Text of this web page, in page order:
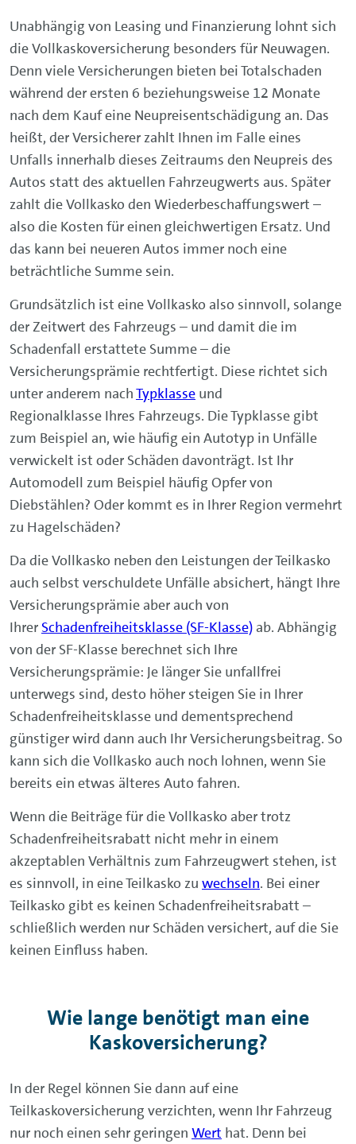
Unabhängig von Leasing und Finanzierung lohnt sich
die Vollkaskoversicherung besonders für Neuwagen.
Denn viele Versicherungen bieten bei Totalschaden
während der ersten 6 beziehungsweise 12 Monate
nach dem Kauf eine Neupreisentschädigung an. Das
heißt, der Versicherer zahlt Ihnen im Falle eines
Unfalls innerhalb dieses Zeitraums den Neupreis des
Autos statt des aktuellen Fahrzeugwerts aus. Später
zahlt die Vollkasko den Wiederbeschaffungswert –
also die Kosten für einen gleichwertigen Ersatz. Und
das kann bei neueren Autos immer noch eine
beträchtliche Summe sein.
Grundsätzlich ist eine Vollkasko also sinnvoll, solange
der Zeitwert des Fahrzeugs – und damit die im
Schadenfall erstattete Summe – die
Versicherungsprämie rechtfertigt. Diese richtet sich
unter anderem nachTypklasse und
Regionalklasse Ihres Fahrzeugs. Die Typklasse gibt
zum Beispiel an, wie häufig ein Autotyp in Unfälle
verwickelt ist oder Schäden davonträgt. Ist Ihr
Automodell zum Beispiel häufig Opfer von
Diebstählen? Oder kommt es in Ihrer Region vermehrt
zu Hagelschäden?
Da die Vollkasko neben den Leistungen der Teilkasko
auch selbst verschuldete Unfälle absichert, hängt Ihre
Versicherungsprämie aber auch von
Ihrer Schadenfreiheitsklasse (SF-Klasse)ab. Abhängig
von der SF-Klasse berechnet sich Ihre
Versicherungsprämie: Je länger Sie unfallfrei
unterwegs sind, desto höher steigen Sie in Ihrer
Schadenfreiheitsklasse und dementsprechend
günstiger wird dann auch Ihr Versicherungsbeitrag. So
kann sich die Vollkasko auch noch lohnen, wenn Sie
bereits ein etwas älteres Auto fahren.
Wenn die Beiträge für die Vollkasko aber trotz
Schadenfreiheitsrabatt nicht mehr in einem
akzeptablen Verhältnis zum Fahrzeugwert stehen, ist
es sinnvoll, in eine Teilkasko zu wechseln. Bei einer
Teilkasko gibt es keinen Schadenfreiheitsrabatt –
schließlich werden nur Schäden versichert, auf die Sie
keinen Einfluss haben.
Wie lange benötigt man eine
Kaskoversicherung?
In der Regel können Sie dann auf eine
Teilkaskoversicherung verzichten, wenn Ihr Fahrzeug
nur noch einen sehr geringen Wert hat. Denn bei